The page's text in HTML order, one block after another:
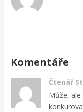
Komentáře
Čtenář
Může,